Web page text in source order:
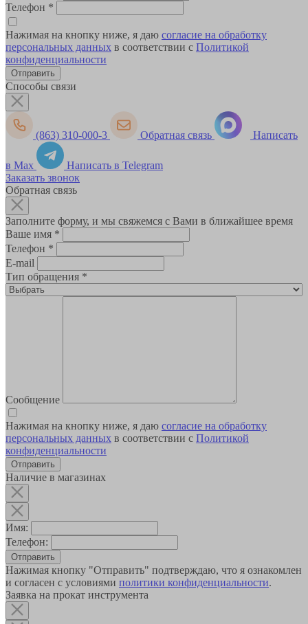
Телефон *
Нажимая на кнопку ниже, я даю согласие на обработку
персональных данных в соответствии с Политикой
конфиденциальности
Способы связи
(863) 310-000-3 Обратная связь Написать
в Max
Написать в Telegram
Заказать звонок
Обратная связь
Заполните форму, и мы свяжемся с Вами в ближайшее время
Ваше имя *
Телефон *
E-mail
Тип обращения *
Сообщение
Нажимая на кнопку ниже, я даю согласие на обработку
персональных данных в соответствии с Политикой
конфиденциальности
Наличие в магазинах
Имя:
Телефон:
Отправить
Нажимая кнопку "Отправить" подтверждаю, что я ознакомлен
и согласен с условиями политики конфиденциальности.
Заявка на прокат инструмента